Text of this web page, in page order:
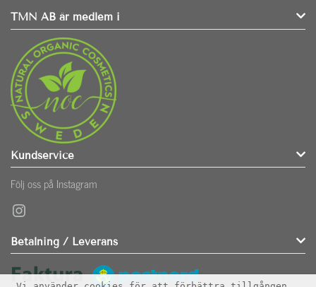
TMN AB är medlem i
Kundservice
Följ oss på Instagram
Instagram
Betalning / Leverans